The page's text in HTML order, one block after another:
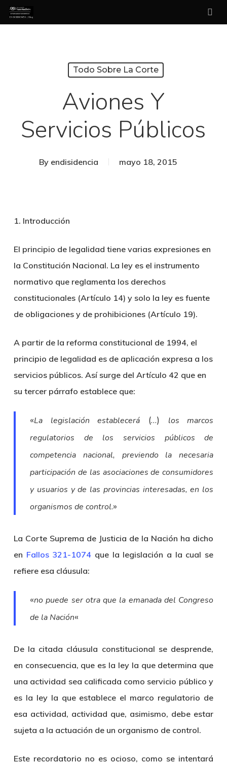
Skip
to
Todo Sobre La Corte
Aviones Y
Servicios Públicos
By endisidencia mayo 18, 2015
1. Introducción
El principio de legalidad tiene varias expresiones en
la Constitución Nacional. La ley es el instrumento
normativo que reglamenta los derechos
constitucionales (Artículo 14) y solo la ley es fuente
de obligaciones y de prohibiciones (Artículo 19).
A partir de la reforma constitucional de 1994, el
principio de legalidad es de aplicación expresa a los
servicios públicos. Así surge del Artículo 42 que en
su tercer párrafo establece que:
«La legislación establecerá (…)
los marcos
regulatorios de los servicios públicos de
competencia nacional, previendo la necesaria
participación de las asociaciones de consumidores
y usuarios y de las provincias interesadas, en los
organismos de control.»
La Corte Suprema de Justicia de la Nación ha dicho
en Fallos 321-1074 que la legislación a la cual se
refiere esa cláusula:
«no puede ser otra que la emanada del Congreso
de la Nación«
De la citada cláusula constitucional se desprende,
en consecuencia, que es la ley la que determina que
una actividad sea calificada como servicio público y
es la ley la que establece el marco regulatorio de
esa actividad, actividad que, asimismo, debe estar
sujeta a la actuación de un organismo de control.
Este recordatorio no es ocioso, como se intentará